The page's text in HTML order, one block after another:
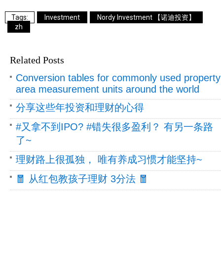
Investment
Nordy Investment 【诺迪投资】
zh
Related Posts
Conversion tables for commonly used property
area measurement units around the world
分享这些年投资和理财的心得
#又拿不到IPO? #错失很多盈利？ 有另一条路
了~
理财路上很孤独， 唯有养成习惯才能坚持~
🧧 从红包教孩子理财 3分法 🧧